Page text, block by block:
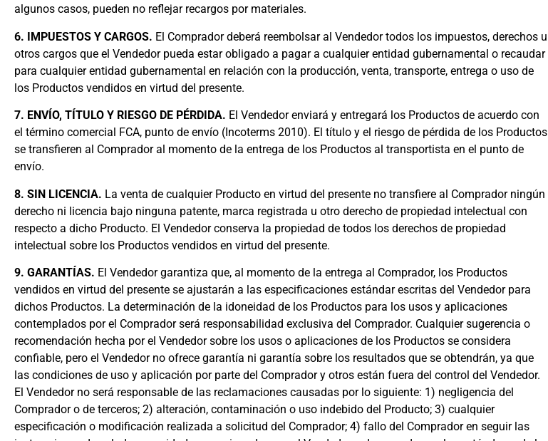
algunos casos, pueden no reflejar recargos por materiales.
6. IMPUESTOS Y CARGOS. El Comprador deberá reembolsar al Vendedor todos los impuestos, derechos u
otros cargos que el Vendedor pueda estar obligado a pagar a cualquier entidad gubernamental o recaudar
para cualquier entidad gubernamental en relación con la producción, venta, transporte, entrega o uso de
los Productos vendidos en virtud del presente.
7. ENVÍO, TÍTULO Y RIESGO DE PÉRDIDA. El Vendedor enviará y entregará los Productos de acuerdo con
el término comercial FCA, punto de envío (Incoterms 2010). El título y el riesgo de pérdida de los Productos
se transfieren al Comprador al momento de la entrega de los Productos al transportista en el punto de
envío.
8. SIN LICENCIA. La venta de cualquier Producto en virtud del presente no transfiere al Comprador ningún
derecho ni licencia bajo ninguna patente, marca registrada u otro derecho de propiedad intelectual con
respecto a dicho Producto. El Vendedor conserva la propiedad de todos los derechos de propiedad
intelectual sobre los Productos vendidos en virtud del presente.
9. GARANTÍAS. El Vendedor garantiza que, al momento de la entrega al Comprador, los Productos
vendidos en virtud del presente se ajustarán a las especificaciones estándar escritas del Vendedor para
dichos Productos. La determinación de la idoneidad de los Productos para los usos y aplicaciones
contemplados por el Comprador será responsabilidad exclusiva del Comprador. Cualquier sugerencia o
recomendación hecha por el Vendedor sobre los usos o aplicaciones de los Productos se considera
confiable, pero el Vendedor no ofrece garantía ni garantía sobre los resultados que se obtendrán, ya que
las condiciones de uso y aplicación por parte del Comprador y otros están fuera del control del Vendedor.
El Vendedor no será responsable de las reclamaciones causadas por lo siguiente: 1) negligencia del
Comprador o de terceros; 2) alteración, contaminación o uso indebido del Producto; 3) cualquier
especificación o modificación realizada a solicitud del Comprador; 4) fallo del Comprador en seguir las